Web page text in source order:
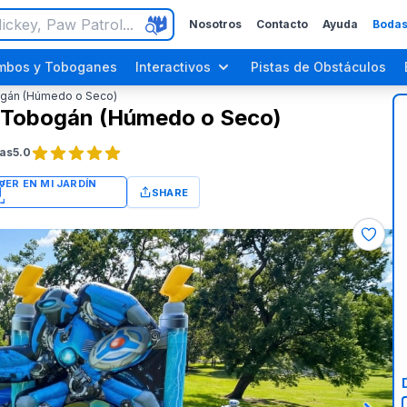
Nosotros Contacto Ayuda
y Toboganes Interactivos Pistas de Obstáculos
(Húmedo o Seco)
(Húmedo o Seco)
5.0
SHARE